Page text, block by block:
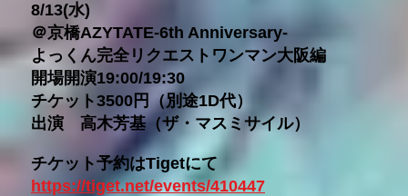
8/13(水)
＠京橋AZYTATE-6th Anniversary-
よっくん完全リクエストワンマン大阪編
開場開演19:00/19:30
チケット3500円（別途1D代）
出演 高木芳基（ザ・マスミサイル）
チケット予約はTigetにて
https://tiget.net/events/410447